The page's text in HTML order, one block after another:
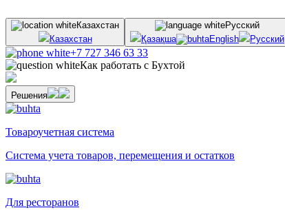
Казахстан
Казахстан
Русский
Қазақша
English Русский
+7 727 346 63 33
Как работать с Бухтой
Решения
Товароучетная система
Система учета товаров, перемещения и остатков
Для ресторанов